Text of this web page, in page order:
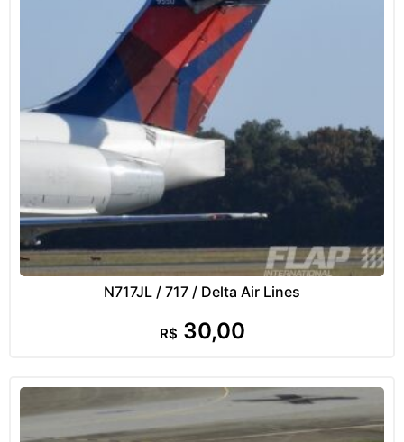
N717JL / 717 / Delta Air Lines
R$ 30,00